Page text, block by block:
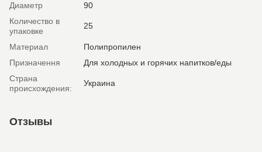
Диаметр
90
Количество в
упаковке
25
Материал
Полипропилен
Призначення
Для холодных и горячих напитков/еды
Страна
происхождения:
Украина
Отзывы